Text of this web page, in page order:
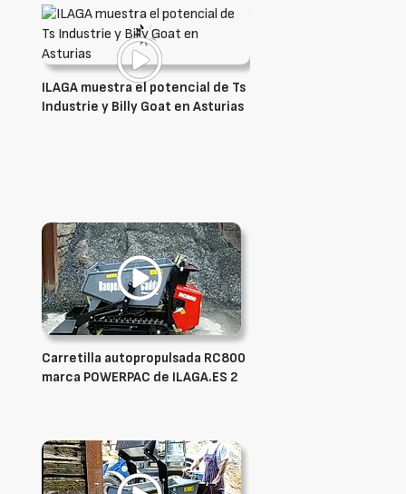
ILAGA muestra el potencial de Ts
Industrie y Billy Goat en Asturias
Carretilla autopropulsada RC800
marca POWERPAC de ILAGA.ES 2